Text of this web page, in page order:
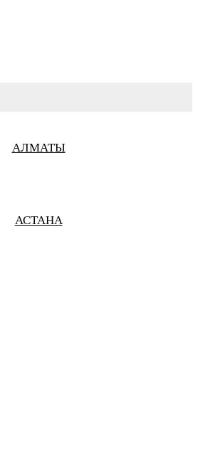
ВЛАДИКАВКАЗ
ВОЛГОГРАД
АЛМАТЫ
АСТАНА